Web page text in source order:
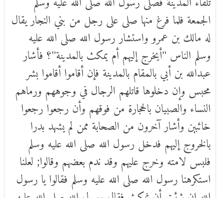
الجمعة فلما فرغ منها صلى على رجل من بني النجار يقال
له مالك بن عمرو واستشار رسول الله صلى الله عليه
وسلم الناس "أيخرج إليهم أم يمكث بالمدينة"؟ فأشار
عبدالله بن أبي بالمقام بالمدينة فإن أقاموا أقاموا بشر
محبس وإن دخلوها قاتلهم الرجال في وجوههم ورماهم
النساء والصبيان بالحجارة من فوقهم وأن رجعوا رجعوا
خائبين وأشار آخرون من الصحابة ممن لم يشهد بدرا
بالخروج إليهم فدخل رسول الله صلى الله عليه وسلم
فلبس لامته وخرج عليهم وقد ندم بعضهم وقالوا; لعلنا
استكرهنا رسول الله صلى الله عليه وسلم فقالوا يا رسول